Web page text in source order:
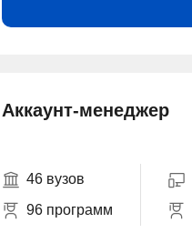
Аккаунт-менеджер
46 вузов
96 программ